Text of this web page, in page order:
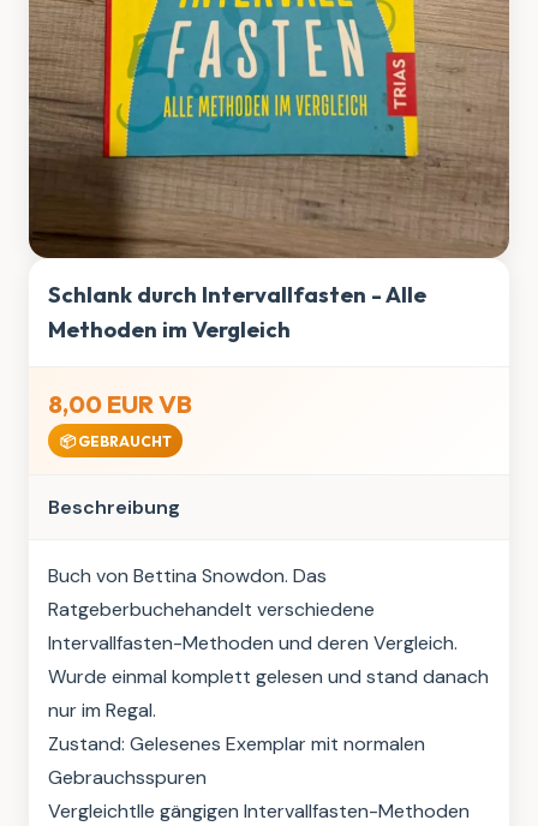
Schlank durch Intervallfasten - Alle
Methoden im Vergleich
8,00 EUR VB
📦 GEBRAUCHT
Beschreibung
Buch von Bettina Snowdon. Das
Ratgeberbuchehandelt verschiedene
Intervallfasten-Methoden und deren Vergleich.
Wurde einmal komplett gelesen und stand danach
nur im Regal.
Zustand: Gelesenes Exemplar mit normalen
Gebrauchsspuren
Vergleichtlle gängigen Intervallfasten-Methoden